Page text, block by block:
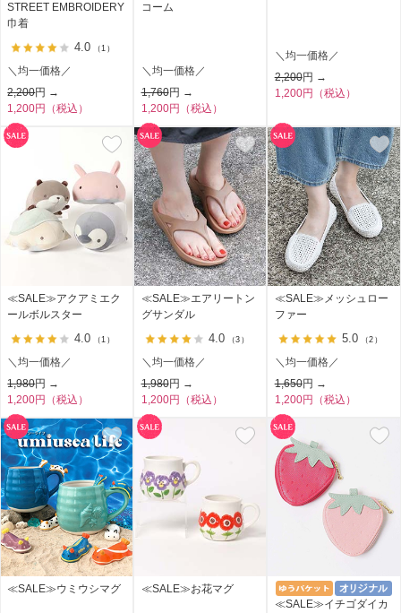
STREET EMBROIDERY
巾着
4.0 （1）
＼均一価格／
2,200円 →
1,200円（税込）
コーム
＼均一価格／
1,760円 →
1,200円（税込）
＼均一価格／
2,200円 →
1,200円（税込）
≪SALE≫アクアミエク
ールボルスター
4.0 （1）
＼均一価格／
1,980円 →
1,200円（税込）
≪SALE≫エアリートン
グサンダル
4.0 （3）
＼均一価格／
1,980円 →
1,200円（税込）
≪SALE≫メッシュロー
ファー
5.0 （2）
＼均一価格／
1,650円 →
1,200円（税込）
≪SALE≫ウミウシマグ ≪SALE≫お花マグ
≪SALE≫イチゴダイカ